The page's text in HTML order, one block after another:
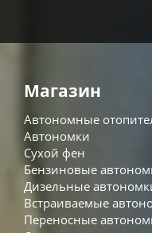
Магазин
Автономные
Автономки
Сухой фен
Бензиновые
Дизельные
Встраиваемые
Переносные